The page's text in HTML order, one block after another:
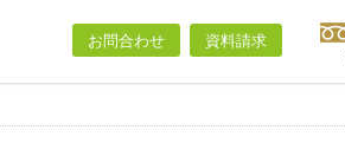
お問合わせ 資料請求